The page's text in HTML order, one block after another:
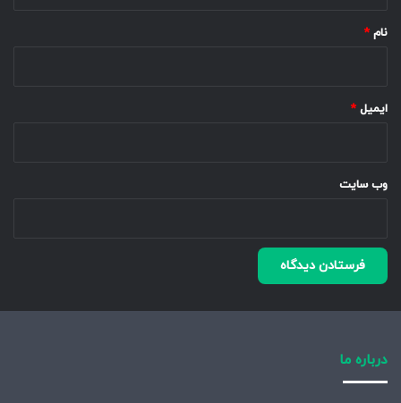
نام *
ایمیل *
وب‌ سایت
درباره ما